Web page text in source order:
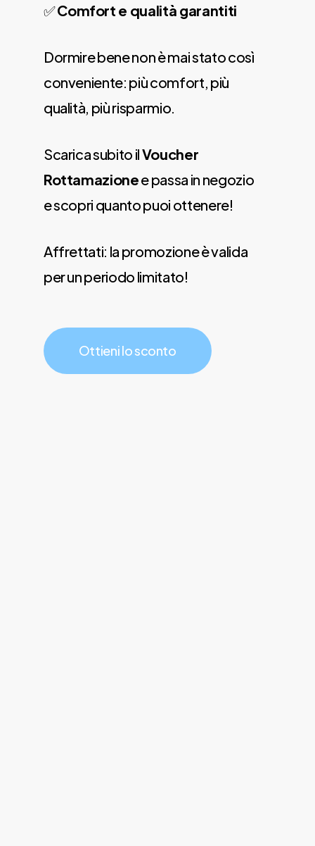
✅Comfort e qualità garantiti
Dormire bene non è mai stato così
conveniente: più comfort, più
qualità, più risparmio.
Scarica subito ilVoucher
Rottamazionee passa in negozio
e scopri quanto puoi ottenere!
Affrettati: la promozione è valida
per un periodo limitato!
Ottieni lo sconto